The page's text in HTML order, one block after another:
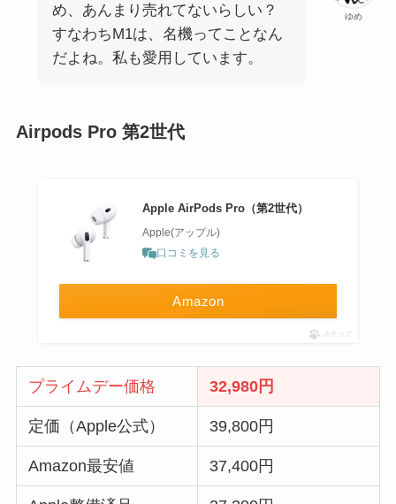
ゆめ
め、あんまり売れてないらしい？
すなわちM1は、名機ってことなん
だよね。私も愛用しています。
Airpods Pro 第2世代
Apple AirPods Pro（第2世代） ​​​​​​​
Apple(アップル)
口コミを見る
Amazon
ポチップ
プライムデー価格 32,980 円
定価（Apple公式） 39,800円
Amazon最安値 37,400円